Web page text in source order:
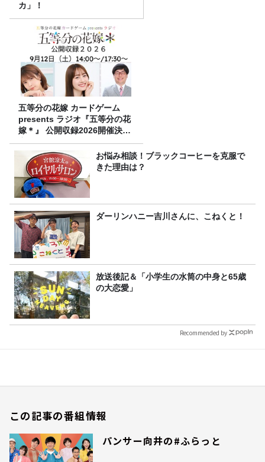
カ」！
五等分の花嫁 カードゲーム
presents ラジオ『五等分の花
嫁＊』 公開収録2026開催決
定！
お悩み相談！ブラックコーヒーを克服で
きた理由は？
ダーリンハニー吉川さんに、こねくと！
放送後記＆「小学生の水筒の中身と65歳
の大恋愛」
Recommended by
この記事の番組情報
パンサー向井の#ふらっと